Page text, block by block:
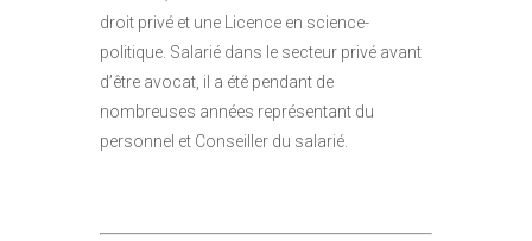
droit privé et une Licence en science-
politique. Salarié dans le secteur privé avant
d’être avocat, il a été pendant de
nombreuses années représentant du
personnel et Conseiller du salarié.